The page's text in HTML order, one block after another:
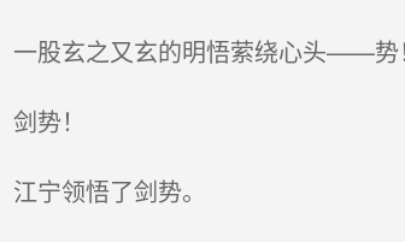
一股玄之又玄的明悟萦绕心头——势
剑势！
江宁领悟了剑势。